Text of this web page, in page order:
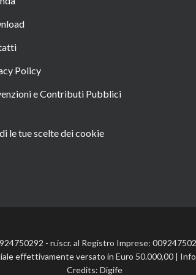
Policy
e Contributi Pubblici
le tue scelte dei cookie
- n.iscr. al Registro Imprese:
effettivamente versato in Euro 50.000,00 |
Credits:Digife